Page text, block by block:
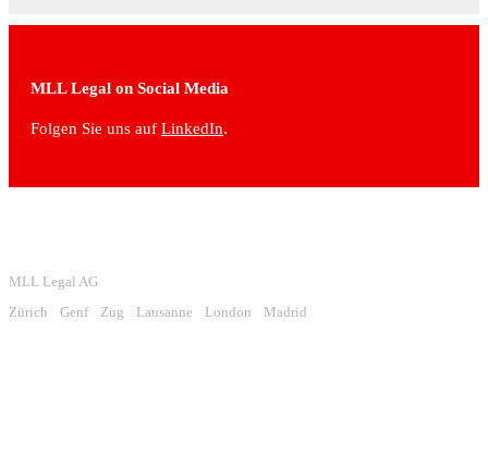
MLL Legal on Social Media
Folgen Sie uns auf LinkedIn.
MLL Legal AG
Zürich
Genf Zug Lausanne London Madrid